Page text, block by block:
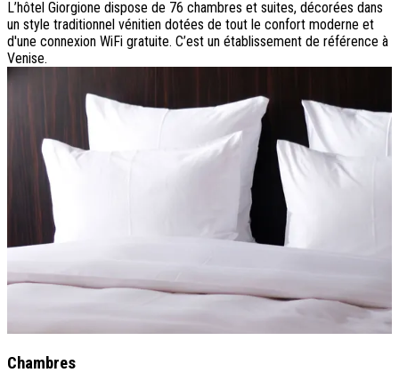
L’hôtel Giorgione dispose de 76 chambres et suites, décorées dans
un style traditionnel vénitien dotées de tout le confort moderne et
d'une connexion WiFi gratuite. C’est un établissement de référence à
Venise.
Chambres